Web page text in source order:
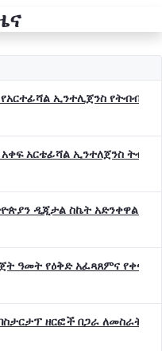
ኢንተሊጀንስ የትብብር
አርቴፊሻል ኢንተለጀንስ
ዲጂታል ስኬት አድንቀዋል
ዓመት የዕቅድ አፈጻጸምና
ዘርፎች በጋራ ለመስራት